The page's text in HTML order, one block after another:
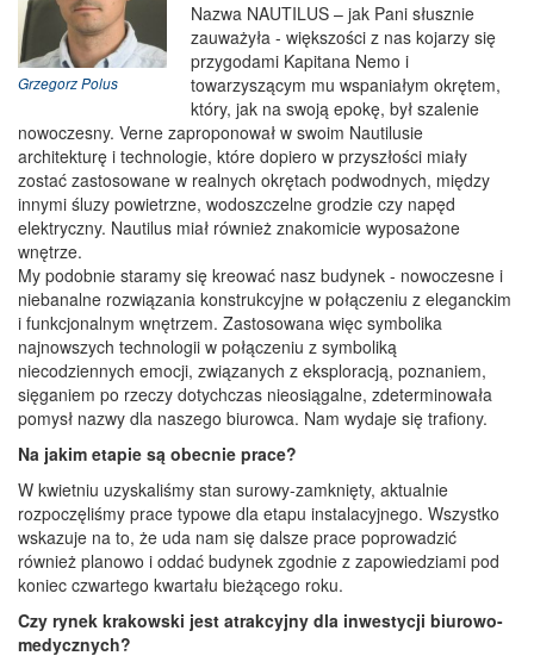
Grzegorz Polus
Nazwa NAUTILUS – jak Pani słusznie
zauważyła - większości z nas kojarzy się
przygodami Kapitana Nemo i
towarzyszącym mu wspaniałym okrętem,
który, jak na swoją epokę, był szalenie
nowoczesny. Verne zaproponował w swoim Nautilusie
architekturę i technologie, które dopiero w przyszłości miały
zostać zastosowane w realnych okrętach podwodnych, między
innymi śluzy powietrzne, wodoszczelne grodzie czy napęd
elektryczny. Nautilus miał również znakomicie wyposażone
wnętrze.
My podobnie staramy się kreować nasz budynek - nowoczesne i
niebanalne rozwiązania konstrukcyjne w połączeniu z eleganckim
i funkcjonalnym wnętrzem. Zastosowana więc symbolika
najnowszych technologii w połączeniu z symboliką
niecodziennych emocji, związanych z eksploracją, poznaniem,
sięganiem po rzeczy dotychczas nieosiągalne, zdeterminowała
pomysł nazwy dla naszego biurowca. Nam wydaje się trafiony.
Na jakim etapie są obecnie prace?
W kwietniu uzyskaliśmy stan surowy-zamknięty, aktualnie
rozpoczęliśmy prace typowe dla etapu instalacyjnego. Wszystko
wskazuje na to, że uda nam się dalsze prace poprowadzić
również planowo i oddać budynek zgodnie z zapowiedziami pod
koniec czwartego kwartału bieżącego roku.
Czy rynek krakowski jest atrakcyjny dla inwestycji biurowo-
medycznych?